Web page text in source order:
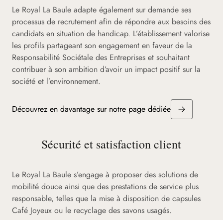
Le Royal La Baule adapte également sur demande ses
processus de recrutement afin de répondre aux besoins des
candidats en situation de handicap. L’établissement valorise
les profils partageant son engagement en faveur de la
Responsabilité Sociétale des Entreprises et souhaitant
contribuer à son ambition d’avoir un impact positif sur la
société et l’environnement.
Découvrez en davantage sur notre page dédiée
Sécurité et satisfaction client
Le Royal La Baule s’engage à proposer des solutions de
mobilité douce ainsi que des prestations de service plus
responsable, telles que la mise à disposition de capsules
Café Joyeux ou le recyclage des savons usagés.